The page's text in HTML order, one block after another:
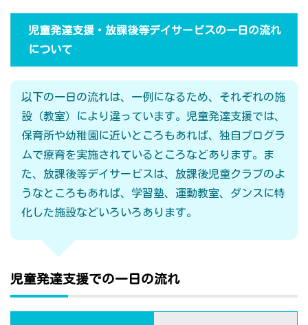
児童発達支援・放課後等デイサービスの一日の流れ
について
以下の一日の流れは、一例になるため、それぞれの施
設（教室）により違っています。児童発達支援では、
保育所や幼稚園に近いところもあれば、独自プログラ
ムで療育を実施されているところなどあります。ま
た、放課後等デイサービスは、放課後児童クラブのよ
うなところもあれば、学習塾、運動教室、ダンスに特
化した施設などいろいろあります。
児童発達支援での一日の流れ